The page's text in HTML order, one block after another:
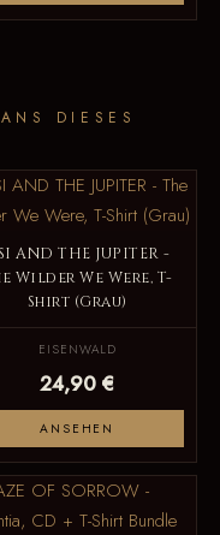
DIESES
AND THE JUPITER -
Wilder We Were, T-
Shirt (Grau)
EISENWALD
24,90 €
ANSEHEN